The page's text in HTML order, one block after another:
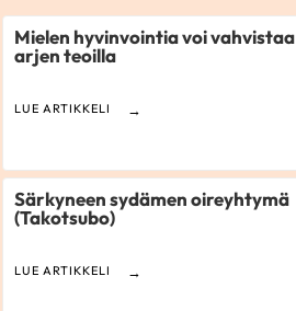
Mielen hyvinvointia voi vahvistaa
arjen teoilla
LUE ARTIKKELI
Särkyneen sydämen oireyhtymä
(Takotsubo)
LUE ARTIKKELI